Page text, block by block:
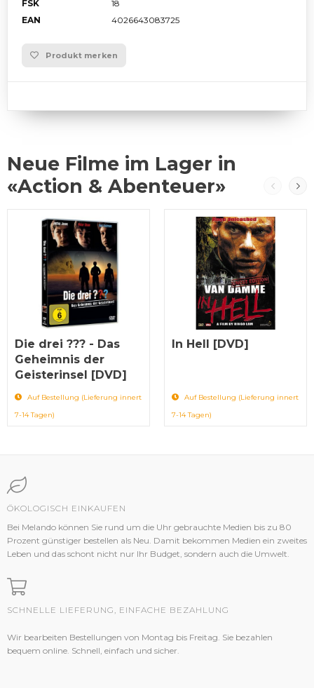
FSK
18
EAN
4026643083725
Produkt merken
Neue Filme im Lager in
«Action & Abenteuer»
Die drei ??? - Das
Geheimnis der
Geisterinsel [DVD]
Auf Bestellung (Lieferung innert
7-14 Tagen)
In Hell [DVD]
Auf Bestellung (Lieferung innert
7-14 Tagen)
ÖKOLOGISCH EINKAUFEN
Bei Melando können Sie rund um die Uhr gebrauchte Medien bis zu 80
Prozent günstiger bestellen als Neu. Damit bekommen Medien ein zweites
Leben und das schont nicht nur Ihr Budget, sondern auch die Umwelt.
SCHNELLE LIEFERUNG, EINFACHE BEZAHLUNG
Wir bearbeiten Bestellungen von Montag bis Freitag. Sie bezahlen
bequem online. Schnell, einfach und sicher.